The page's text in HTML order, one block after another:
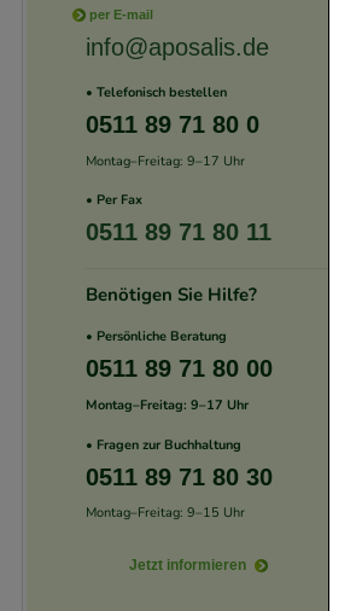
per E-mail
info@aposalis.de
• Telefonisch bestellen
0511 89 71 80 0
Montag–Freitag: 9–17 Uhr
• Per Fax
0511 89 71 80 11
Benötigen Sie Hilfe?
• Persönliche Beratung
0511 89 71 80 00
Montag–Freitag: 9–17 Uhr
• Fragen zur Buchhaltung
0511 89 71 80 30
Montag–Freitag: 9–15 Uhr
Jetzt informieren